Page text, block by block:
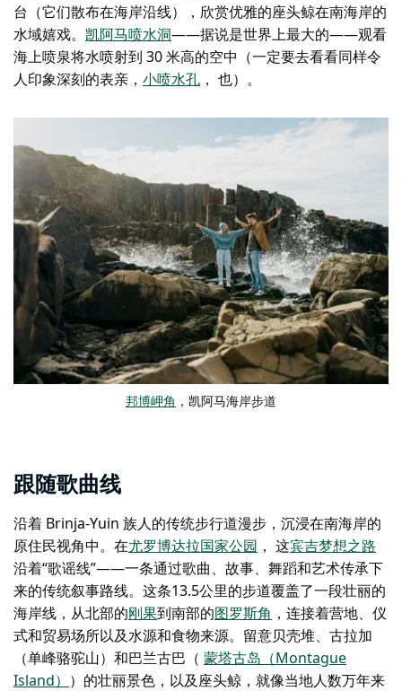
台（它们散布在海岸沿线），欣赏优雅的座头鲸在南海岸的
水域嬉戏。 凯阿马喷水洞——据说是世界上最大的——观看
海上喷泉将水喷射到 30 米高的空中（一定要去看看同样令
人印象深刻的表亲， 小喷水孔 ， 也）。
邦博岬角 ，凯阿马海岸步道
跟随歌曲线
沿着 Brinja-Yuin 族人的传统步行道漫步，沉浸在南海岸的
原住民视角中。在尤罗博达拉国家公园 ， 这宾吉梦想之路
沿着“歌谣线”——一条通过歌曲、故事、舞蹈和艺术传承下
来的传统叙事路线。这条13.5公里的步道覆盖了一段壮丽的
海岸线，从北部的刚果到南部的图罗斯角 ，连接着营地、仪
式和贸易场所以及水源和食物来源。留意贝壳堆、古拉加
（单峰骆驼山）和巴兰古巴（ 蒙塔古岛（Montague
Island） ）的壮丽景色，以及座头鲸，就像当地人数万年来